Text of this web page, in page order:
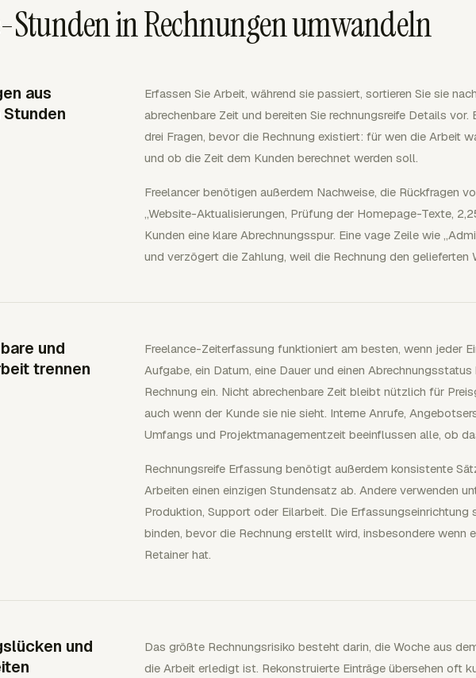
Stunden in Rechnungen umwandeln
aus
Erfassen Sie Arbeit, während sie passiert, sortieren Sie sie
abrechenbare Zeit und bereiten Sie rechnungsreife Details
drei Fragen, bevor die Rechnung existiert: für wen die Arbeit
und ob die Zeit dem Kunden berechnet werden soll.
Freelancer benötigen außerdem Nachweise, die Rückfragen
„Website-Aktualisierungen, Prüfung der Homepage-Texte,
Kunden eine klare Abrechnungsspur. Eine vage Zeile wie
und verzögert die Zahlung, weil die Rechnung den gelieferten
und
trennen
Freelance-Zeiterfassung funktioniert am besten, wenn jeder
Aufgabe, ein Datum, eine Dauer und einen
Rechnung ein. Nicht abrechenbare Zeit bleibt nützlich für
auch wenn der Kunde sie nie sieht. Interne Anrufe,
Umfangs und Projektmanagementzeit beeinflussen alle, ob
Rechnungsreife Erfassung benötigt außerdem konsistente
Arbeiten einen einzigen Stundensatz ab. Andere verwenden
Produktion, Support oder Eilarbeit. Die
binden, bevor die Rechnung erstellt wird, insbesondere wenn
Retainer hat.
und
Das größte Rechnungsrisiko besteht darin, die Woche aus
die Arbeit erledigt ist. Rekonstruierte Einträge übersehen oft